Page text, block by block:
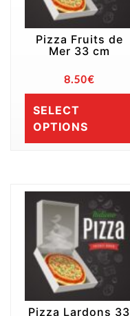
Pizza Fruits de
Mer 33 cm
8.50€
SELECT
OPTIONS
Pizza Lardons 33